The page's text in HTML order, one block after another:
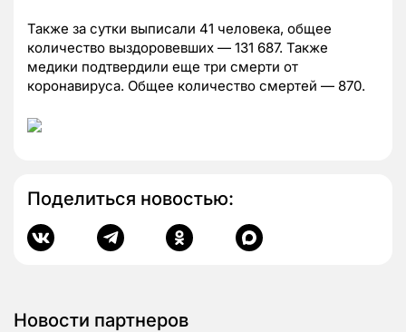
Также за сутки выписали 41 человека, общее
количество выздоровевших — 131 687. Также
медики подтвердили еще три смерти от
коронавируса. Общее количество смертей — 870.
Поделиться новостью:
Новости партнеров